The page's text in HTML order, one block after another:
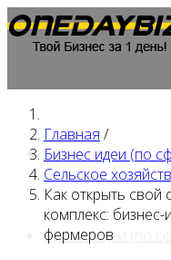
Главная
Бизнес идеи (по
Главная /
Бизнес идеи (по
Сельское
Как открыть свой
комплекс:
фермеров